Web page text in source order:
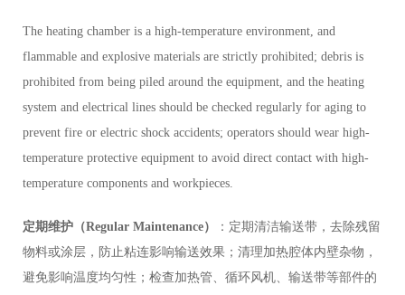
The heating chamber is a high-temperature environment, and
flammable and explosive materials are strictly prohibited; debris is
prohibited from being piled around the equipment, and the heating
system and electrical lines should be checked regularly for aging to
prevent fire or electric shock accidents; operators should wear high-
temperature protective equipment to avoid direct contact with high-
temperature components and workpieces.
定期维护（Regular Maintenance）
：定期清洁输送带，去除残留
物料或涂层，防止粘连影响输送效果；清理加热腔体内壁杂物，
避免影响温度均匀性；检查加热管、循环风机、输送带等部件的